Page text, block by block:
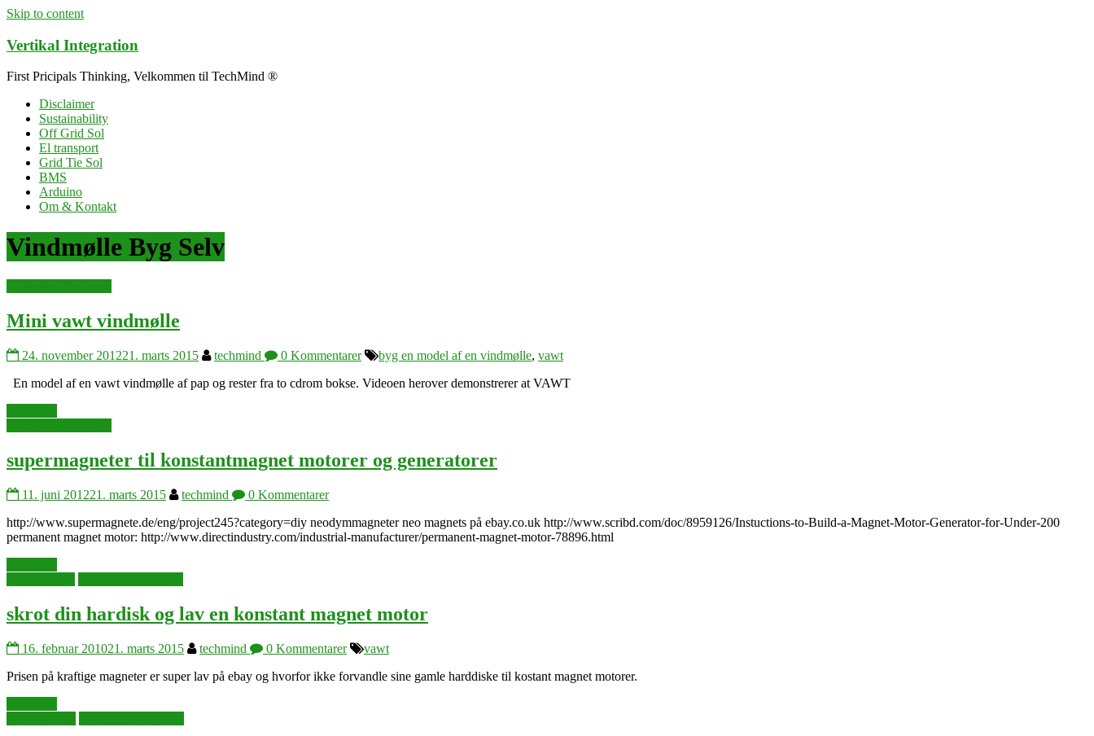
Skip to content
Vertikal Integration
First Pricipals Thinking, Velkommen til TechMind ®
Disclaimer
Sustainability
Off Grid Sol
El transport
Grid Tie Sol
BMS
Arduino
Om & Kontakt
Vindmølle Byg Selv
Mini vawt vindmølle
24. november 201221. marts 2015 techmind 0 Kommentarer byg en model af en vindmølle, vawt
En model af en vawt vindmølle af pap og rester fra to cdrom bokse. Videoen herover demonstrerer at VAWT
supermagneter til konstantmagnet motorer og generatorer
11. juni 201221. marts 2015 techmind
0 Kommentarer
http://www.supermagnete.de/eng/project245?category=diy neodymmagneter neo magnets på ebay.co.uk http://www.scribd.com/doc/8959126/Instuctions-to-Build-a-Magnet-Motor-Generator-for-Under-200
permanent magnet motor: http://www.directindustry.com/industrial-manufacturer/permanent-magnet-motor-78896.html
skrot din hardisk og lav en konstant magnet motor
16. februar 201021. marts 2015 techmind 0 Kommentarer
vawt
Prisen på kraftige magneter er super lav på ebay og hvorfor ikke forvandle sine gamle harddiske til kostant magnet motorer.